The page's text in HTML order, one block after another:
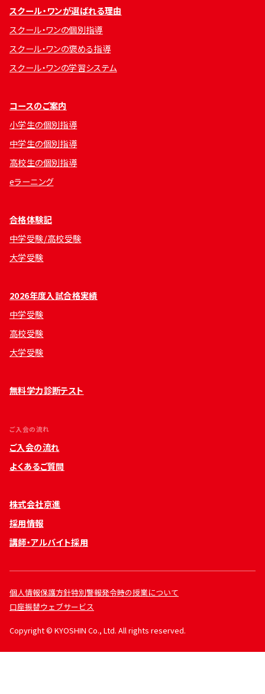
スクール・ワンが選ばれる理由
スクール・ワンの個別指導
スクール・ワンの褒める指導
スクール・ワンの学習システム
コースのご案内
小学生の個別指導
中学生の個別指導
高校生の個別指導
eラーニング
合格体験記
中学受験/高校受験
大学受験
2026年度入試合格実績
中学受験
高校受験
大学受験
無料学力診断テスト
ご入会の流れ
ご入会の流れ
よくあるご質問
株式会社京進
採用情報
講師・アルバイト採用
個人情報保護方針特別警報発令時の授業について
口座振替ウェブサービス
Copyright © KYOSHIN Co., Ltd. All rights reserved.